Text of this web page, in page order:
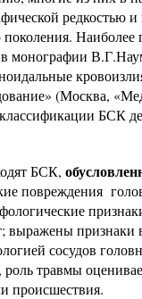
редкостью
Наиболее
монографии
(Москва,
БСК
БСК,
повреждения
выражены признаки
сосудов
роль травмы
происшествия.